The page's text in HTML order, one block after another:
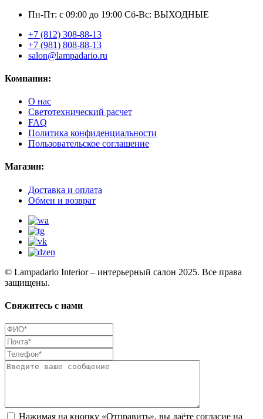
Пн-Пт: с 09:00 до 19:00 Сб-Вс: ВЫХОДНЫЕ
+7 (812) 308-88-13
+7 (981) 808-88-13
salon@lampadario.ru
Компания:
О нас
Светотехнический расчет
FAQ
Политика конфиденциальности
Пользовательское соглашение
Магазин:
Доставка и оплата
Обмен и возврат
© Lampadario Interior – интерьерный салон 2025. Все права
защищены.
Свяжитесь с нами
Нажимая на кнопку «Отправить», вы даёте согласие на